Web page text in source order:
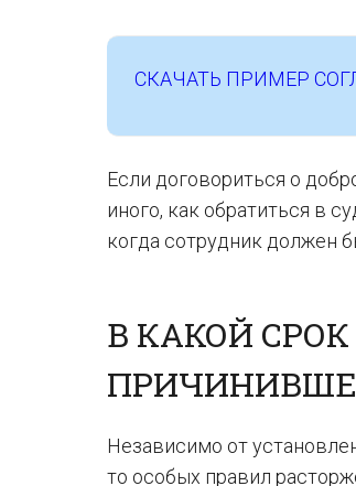
СКАЧАТЬ ПРИМЕР
Если договориться о
иного, как обратиться в
когда сотрудник должен
В КАКОЙ
Независимо от
то особых правил